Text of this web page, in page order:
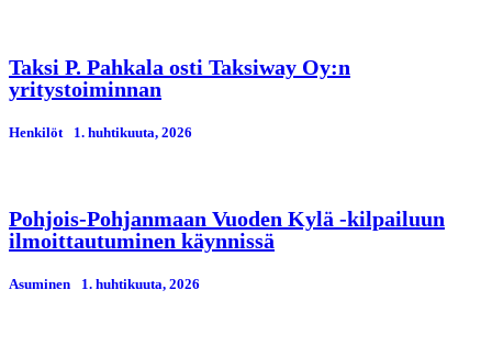
Taksi P. Pahkala osti Taksiway Oy:n
yritystoiminnan
Henkilöt 1. huhtikuuta, 2026
Pohjois-Pohjanmaan Vuoden Kylä -kilpailuun
ilmoittautuminen käynnissä
Asuminen 1. huhtikuuta, 2026